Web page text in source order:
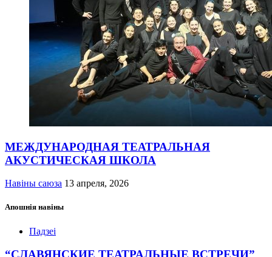
МЕЖДУНАРОДНАЯ ТЕАТРАЛЬНАЯ
АКУСТИЧЕСКАЯ ШКОЛА
Навіны саюза 13 апреля, 2026
Апошнія навіны
Падзеі
“СЛАВЯНСКИЕ ТЕАТРАЛЬНЫЕ ВСТРЕЧИ”